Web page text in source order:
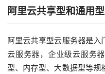
阿里云共享型和通用
阿里云共享型云服务器是
云服务器，企业级云服务
型、内存型、大数据型等